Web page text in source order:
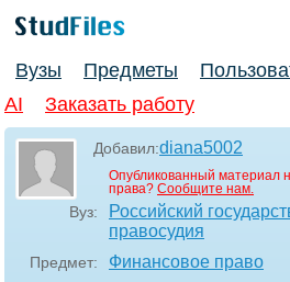
Вузы Предметы
AI
Заказать работу
Добавил:diana5002
Опубликованный материал
права? Сообщите нам.
Вуз:
Российский
правосудия
Предмет: Финансовое право